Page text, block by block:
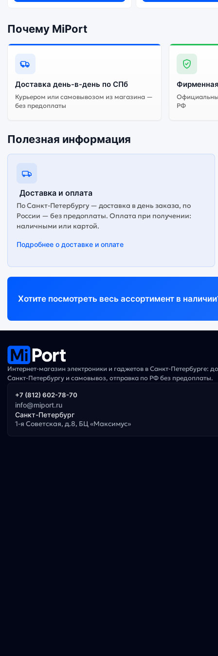
Почему MiPort
Доставка день-в-день по СПб
Курьером или самовывозом из магазина —
без предоплаты
РФ
Полезная информация
Доставка и оплата
По Санкт-Петербургу — доставка в день заказа, по
России — без предоплаты. Оплата при получении:
наличными или картой.
Подробнее о доставке и оплате
Хотите посмотреть весь ассортимент в
Интернет-магазин электроники и гаджетов в Санкт-Петербурге:
Санкт-Петербургу и самовывоз, отправка по РФ без предоплаты.
+7 (812) 602-78-70
info@miport.ru
Санкт-Петербург
1-я Советская, д.8, БЦ «Максимус»